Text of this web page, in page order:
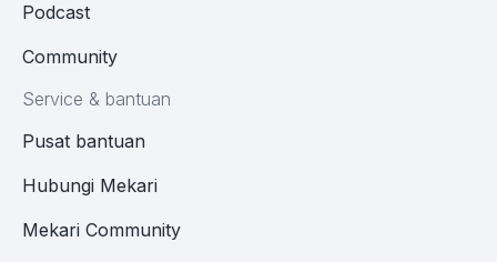
Podcast
Community
Service & bantuan
Pusat bantuan
Hubungi Mekari
Mekari Community